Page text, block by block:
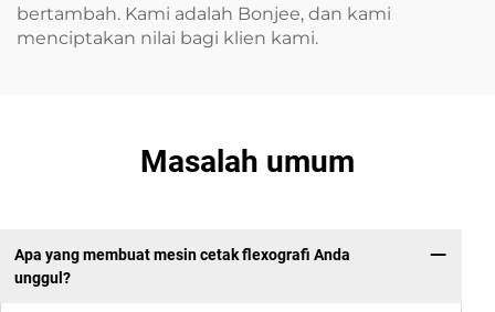
bertambah. Kami adalah Bonjee, dan kami
menciptakan nilai bagi klien kami.
Masalah umum
Apa yang membuat mesin cetak flexografi Anda
unggul?